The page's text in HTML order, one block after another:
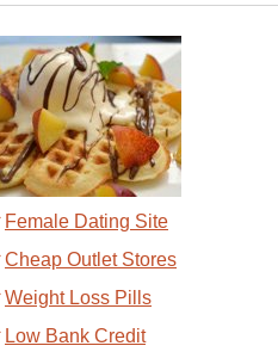
Female Dating Site
Cheap Outlet Stores
Weight Loss Pills
Low Bank Credit